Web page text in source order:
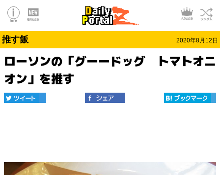
推す飯 2020年8月12日
ローソンの「グーードッグ トマトオニ
オン」を推す